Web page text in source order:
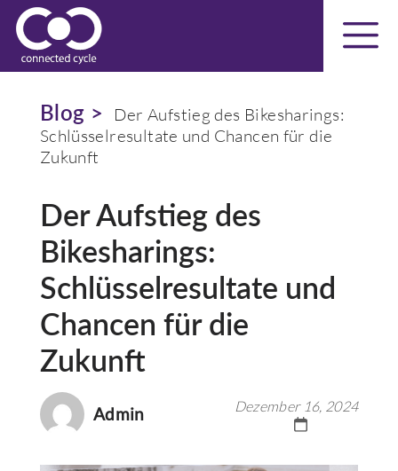
Blog >
Der Aufstieg des Bikesharings:
Schlüsselresultate und Chancen für die
Zukunft
Der Aufstieg des
Bikesharings:
Schlüsselresultate und
Chancen für die
Zukunft
Admin Dezember 16, 2024